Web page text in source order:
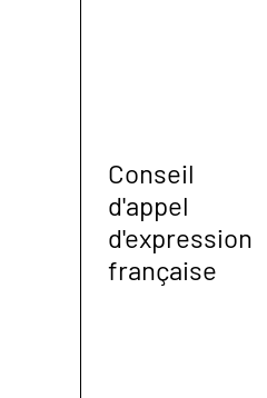
Conseil
d'appel
d'expression
française